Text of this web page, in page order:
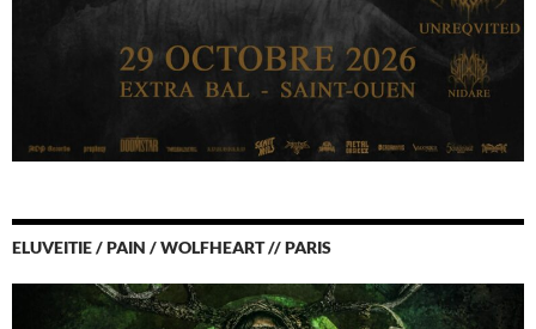
ELUVEITIE / PAIN / WOLFHEART // PARIS